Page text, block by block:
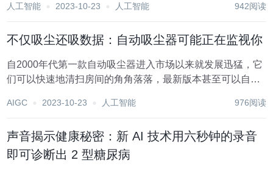
的一项合作研究表明，计算机辅助舌头诊断系统可以准确识
人工智能 2023-10-23 人工智能 942阅读
不仅吸尘还吸数据：自动吸尘器可能正在监视你
自2000年代第一款自动吸尘器进入市场以来就发展迅猛，它
们可以快速地清扫房间的角角落落，最新版本甚至可以自动
不仅仅是花钱。为了应对障碍物，现代自动吸尘器配备了传
AIGC 2023-10-23 人工智能 976阅读
声音揭示健康秘密：新 AI 技术用六秒钟的录音
即可诊断出 2 型糖尿病